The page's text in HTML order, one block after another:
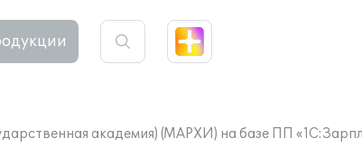
академия) (МАРХИ) на базе ПП